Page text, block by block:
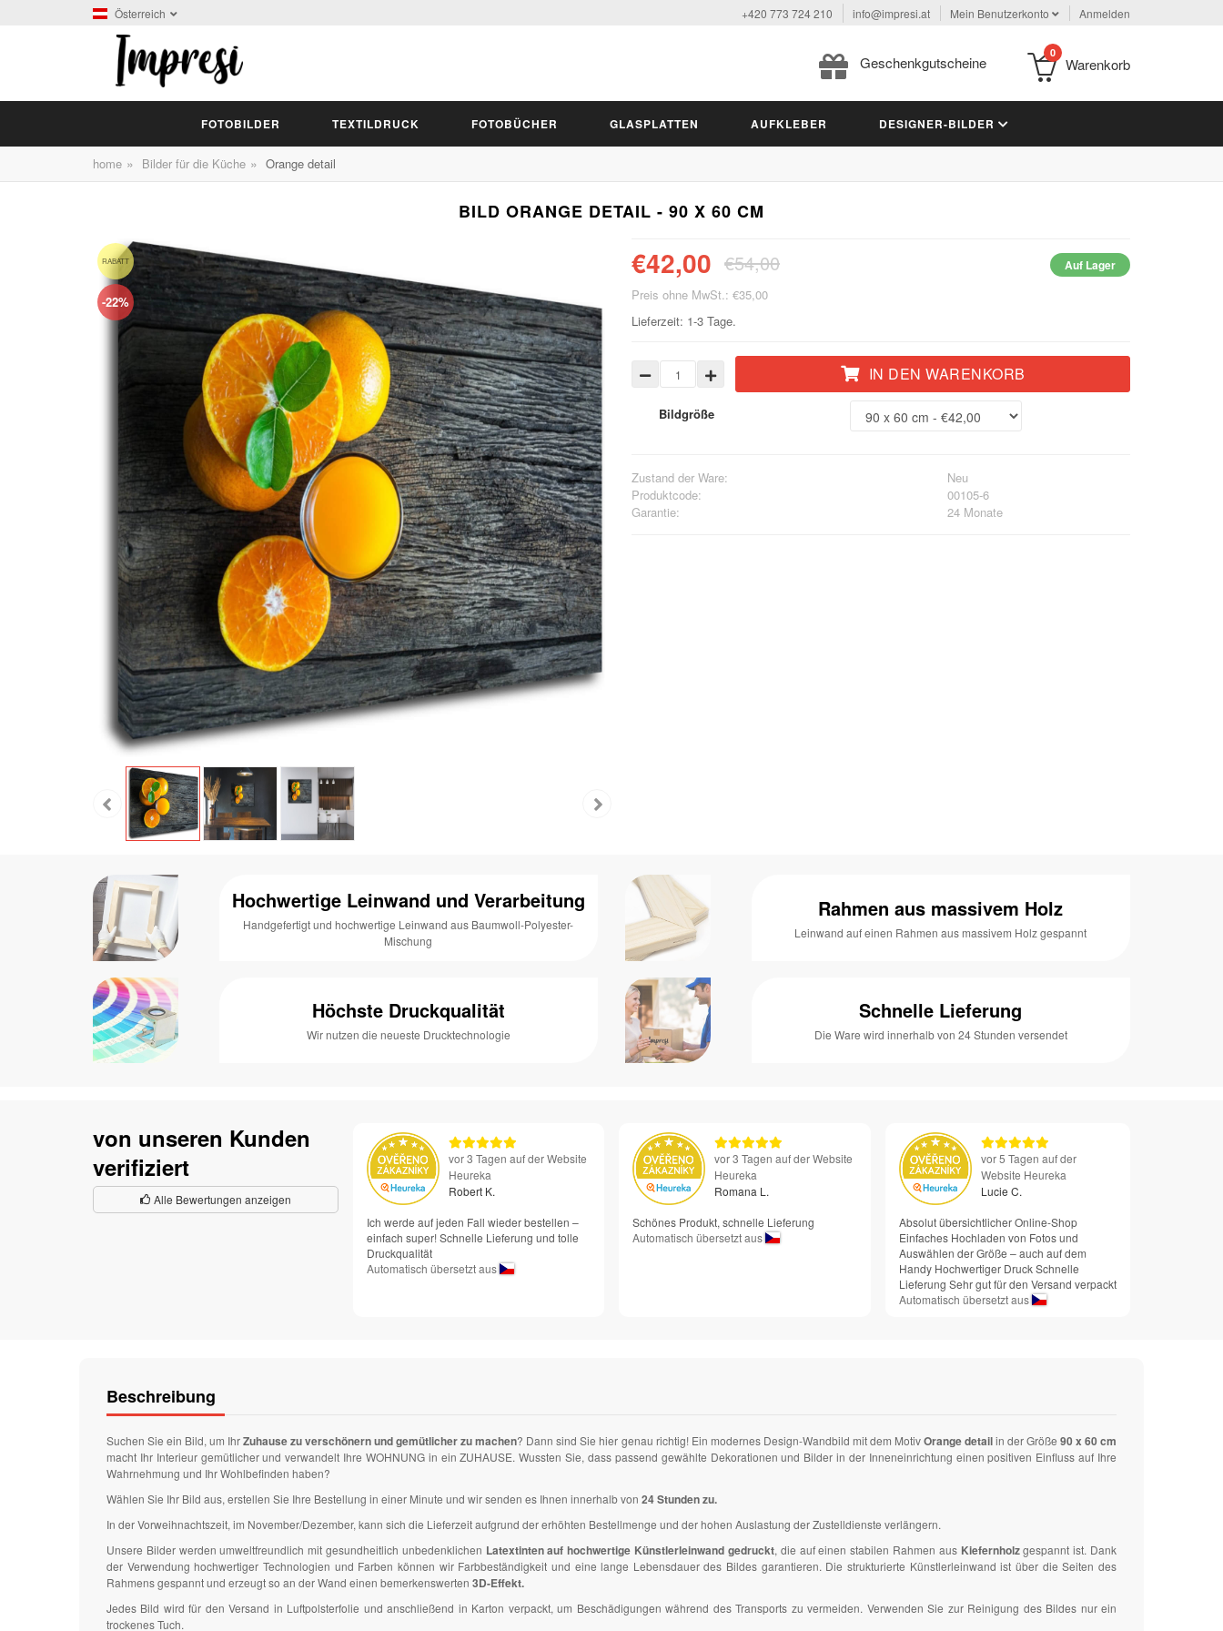
Österreich +420 773 724 210 info@impresi.at Mein Benutzerkonto Anmelden
Geschenkgutscheine
0
Warenkorb
FOTOBILDER TEXTILDRUCK FOTOBÜCHER GLASPLATTEN AUFKLEBER DESIGNER-BILDER
home » Bilder für die Küche » Orange detail
BILD ORANGE DETAIL - 90 X 60 CM
RABATT
-22%
€42,00 €54,00 Auf Lager
Preis ohne MwSt.: €35,00
Lieferzeit: 1-3 Tage.
IN DEN WARENKORB
Bildgröße
Zustand der Ware:
Neu
Produktcode:
00105-6
Garantie:
24 Monate
Hochwertige Leinwand und Verarbeitung
Handgefertigt und hochwertige Leinwand aus Baumwoll-Polyester-
Mischung
Rahmen aus massivem Holz
Leinwand auf einen Rahmen aus massivem Holz gespannt
Höchste Druckqualität
Wir nutzen die neueste Drucktechnologie
Schnelle Lieferung
Die Ware wird innerhalb von 24 Stunden versendet
von unseren Kunden
verifiziert
Alle Bewertungen anzeigen
vor 3 Tagen auf der Website
Heureka
Robert K.
Ich werde auf jeden Fall wieder bestellen –
einfach super! Schnelle Lieferung und tolle
Druckqualität
Automatisch übersetzt aus
vor 3 Tagen auf der Website
Heureka
Romana L.
Schönes Produkt, schnelle Lieferung
Automatisch übersetzt aus
vor 5 Tagen auf der
Website Heureka
Lucie C.
Absolut übersichtlicher Online-Shop
Einfaches Hochladen von Fotos und
Auswählen der Größe – auch auf dem
Handy Hochwertiger Druck Schnelle
Lieferung Sehr gut für den Versand verpackt
Automatisch übersetzt aus
Beschreibung
Suchen Sie ein Bild, um IhrZuhause zu verschönern und gemütlicher zu machen? Dann sind Sie hier genau richtig! Ein modernes Design-Wandbild mit dem MotivOrange detailin der Größe 90 x 60 cm
macht Ihr Interieur gemütlicher und verwandelt Ihre WOHNUNG in ein ZUHAUSE. Wussten Sie, dass passend gewählte Dekorationen und Bilder in der Inneneinrichtung einen positiven Einfluss auf Ihre
Wahrnehmung und Ihr Wohlbefinden haben?
Wählen Sie Ihr Bild aus, erstellen Sie Ihre Bestellung in einer Minute und wir senden es Ihnen innerhalb von 24 Stunden zu.
In der Vorweihnachtszeit, im November/Dezember, kann sich die Lieferzeit aufgrund der erhöhten Bestellmenge und der hohen Auslastung der Zustelldienste verlängern.
Unsere Bilder werden umweltfreundlich mit gesundheitlich unbedenklichen Latextinten auf hochwertige Künstlerleinwand gedruckt, die auf einen stabilen Rahmen aus Kiefernholzgespannt ist. Dank
der Verwendung hochwertiger Technologien und Farben können wir Farbbeständigkeit und eine lange Lebensdauer des Bildes garantieren. Die strukturierte Künstlerleinwand ist über die Seiten des
Rahmens gespannt und erzeugt so an der Wand einen bemerkenswerten 3D-Effekt.
Jedes Bild wird für den Versand in Luftpolsterfolie und anschließend in Karton verpackt, um Beschädigungen während des Transports zu vermeiden. Verwenden Sie zur Reinigung des Bildes nur ein
trockenes Tuch.